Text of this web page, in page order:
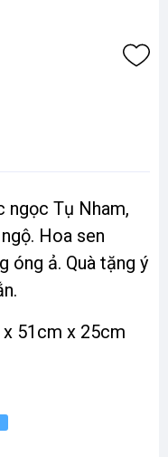
ngọc Tụ Nham,
Hoa sen
óng ả. Quà tặng ý
51cm x 25cm